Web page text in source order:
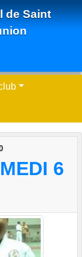
de Saint
6